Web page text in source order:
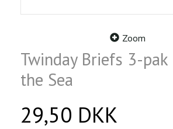
Zoom
Twinday Briefs 3-pak
the Sea
29,50 DKK